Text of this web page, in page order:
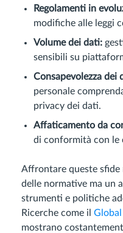
Regolamenti in
modifiche alle leggi
Volume dei dati:
sensibili su
Consapevolezza dei
personale
privacy dei dati.
Affaticamento da
di conformità con le
Affrontare queste
delle normative ma un
strumenti e politiche
Ricerche come il
mostrano